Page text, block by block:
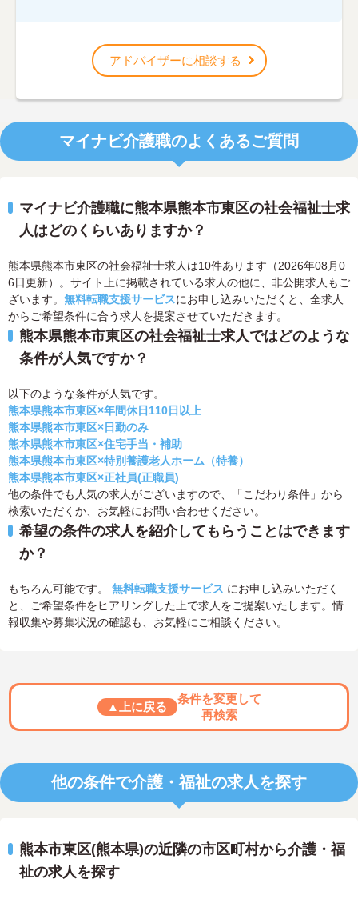
アドバイザーに相談する
マイナビ介護職のよくあるご質問
マイナビ介護職に熊本県熊本市東区の社会福祉士求
人はどのくらいありますか？
熊本県熊本市東区の社会福祉士求人は10件あります（2026年08月0
6日更新）。サイト上に掲載されている求人の他に、非公開求人もご
ざいます。 無料転職支援サービスにお申し込みいただくと、全求人
からご希望条件に合う求人を提案させていただきます。
熊本県熊本市東区の社会福祉士求人ではどのような
条件が人気ですか？
以下のような条件が人気です。
熊本県熊本市東区×年間休日110日以上
熊本県熊本市東区×日勤のみ
熊本県熊本市東区×住宅手当・補助
熊本県熊本市東区×特別養護老人ホーム（特養）
熊本県熊本市東区×正社員(正職員)
他の条件でも人気の求人がございますので、「こだわり条件」から
検索いただくか、お気軽にお問い合わせください。
希望の条件の求人を紹介してもらうことはできます
か？
もちろん可能です。 無料転職支援サービス にお申し込みいただく
と、ご希望条件をヒアリングした上で求人をご提案いたします。情
報収集や募集状況の確認も、お気軽にご相談ください。
▲上に戻る
条件を変更して
再検索
他の条件で介護・福祉の求人を探す
熊本市東区(熊本県)の近隣の市区町村から介護・福
祉の求人を探す